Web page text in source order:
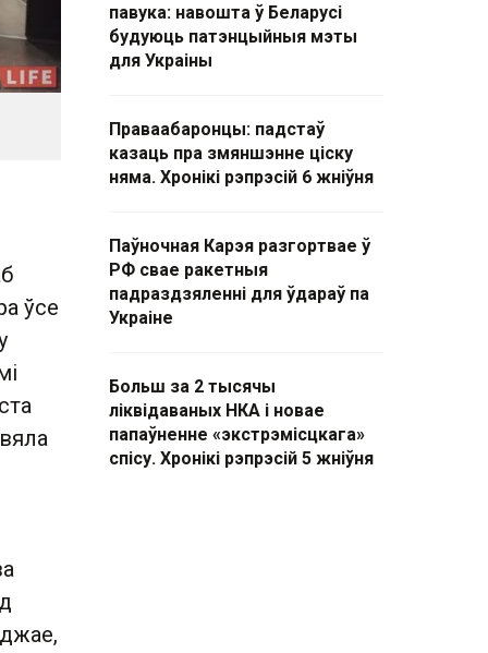
ўсе
павука: навошта ў Беларусі
будуюць патэнцыйныя мэты
для Украіны
Праваабаронцы: падстаў
казаць пра змяншэнне ціску
няма. Хронікі рэпрэсій 6 жніўня
Паўночная Карэя разгортвае ў
РФ свае ракетныя
падраздзяленні для ўдараў па
Украіне
Больш за 2 тысячы
ліквідаваных НКА і новае
папаўненне «экстрэмісцкага»
спісу. Хронікі рэпрэсій 5 жніўня